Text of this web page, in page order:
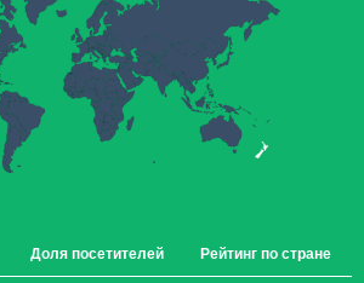
Доля посетителей Рейтинг по стране